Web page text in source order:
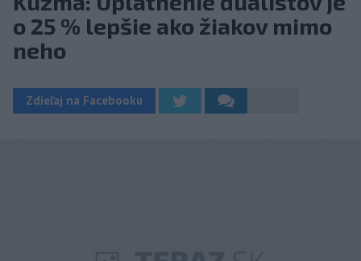
o 25 % lepšie ako žiakov mimo
neho
Zdieľaj na Facebooku